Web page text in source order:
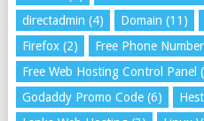
directadmin (4) Domain (11)
Firefox(2) Free Phone Number
Free Web Hosting Control Panel
Godaddy Promo Code(6)